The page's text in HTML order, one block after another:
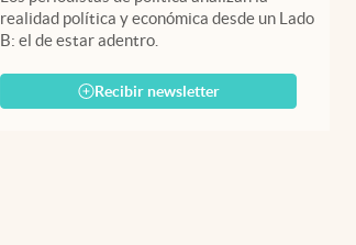
realidad política y económica desde un Lado
B: el de estar adentro.
Recibir newsletter